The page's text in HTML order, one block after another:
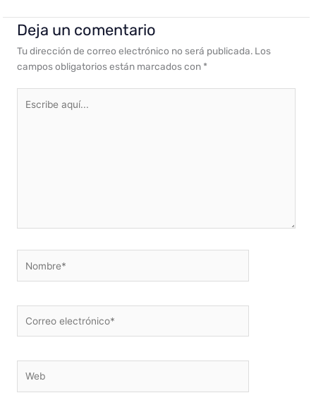
Deja un comentario
Tu dirección de correo electrónico no será publicada. Los
campos obligatorios están marcados con *
aquí...
electrónico*